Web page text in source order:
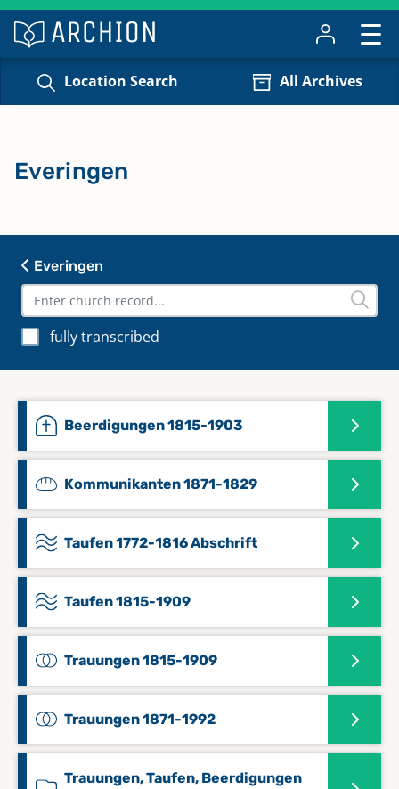
Location Search All Archives
Everingen
fully transcribed
Beerdigungen 1815-1903
Kommunikanten 1871-1829
Taufen 1772-1816 Abschrift
Taufen 1815-1909
Trauungen 1815-1909
Trauungen 1871-1992
Trauungen, Taufen, Beerdigungen
Everingen